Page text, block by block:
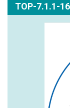
TOP-7.1.1-